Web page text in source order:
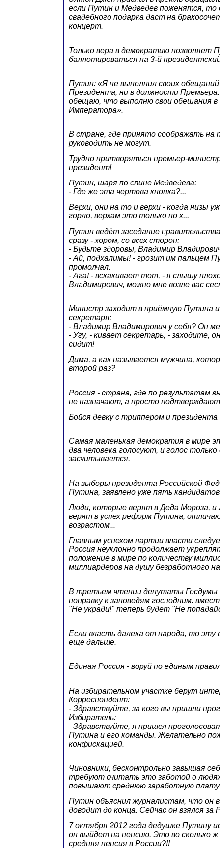
если Путин и Медведев поженятся, то
свадебного подарка даст на
концерт.
Только вера в демократию позволяет
баллотироваться на 3-й
Путин: «Я не выполнил своих
Президента, ни в должности
обещаю, что выполню свои обещания в
Императора».
В стране, где принято соображать на
руководить не могут.
Трудно притворяться премьер-
президент!
Путин, шаря по спине Медведева:
- Где же эта чертова кнопка?...
Верхи, они на то и верхи - когда низы
горло, верхам это только по х...
Путин ведёт заседание
сразу - хором, со всех сторон:
- Будьте здоровы, Владимир
- Ай, подхалимы! - грозит им пальцем
промолчал.
- Ага! - вскакивает тот, - я слышу
Владимирович, можно мне возле вас
Министр заходит в приёмную Путина
секретаря:
- Владимир Владимирович у себя? Он
- Угу, - кивает секретарь, - заходите,
сидит!
Дима, а как называется мужчина,
второй раз?
Россия - страна, где по результатам
не назначают, а просто
Бойся девку с триппером и
Самая маленькая демократия в мире
два человека голосуют, и голос только
засчитывается.
На выборы президента Российской
Путина, заявлено уже пять
Люди, которые верят в Деда Мороза,
верят в успех реформ Путина,
возрастом...
Главным успехом партии власти
Россия неуклонно продолжает
положение в мире по количеству
миллиардеров на душу безработного
В третьем чтении депутаты Госдумы
поправку к заповедям господним:
"Не укради!" теперь будет "Не
Если власть далека от народа, то эту
еще дальше.
Единая Россия - воруй по единым
На избирательном участке берут
Корреспондент:
- Здравствуйте, за кого вы пришли
Избиратель:
- Здравствуйте, я пришел
Путина и его команды. Желательно
конфискацией.
Чиновники, бесконтрольно завышая
требуют считать это заботой о
повышают среднюю заработную плату
Путин объяснил журналистам, что он
доводит до конца. Сейчас он взялся за
7 октября 2012 года дедушке Путину
он выйдет на пенсию. Это во сколько
средняя пенсия в России?!!